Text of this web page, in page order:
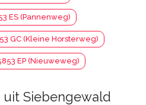
ES (Pannenweg)
GC (Kleine Horsterweg)
EP (Nieuweweg)
uit Siebengewald